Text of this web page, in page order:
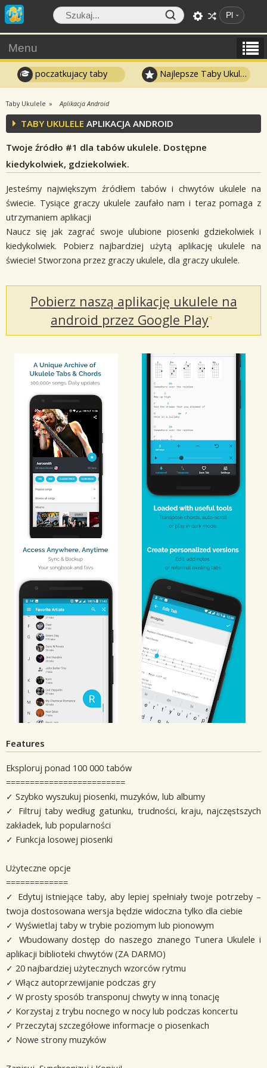
Pl
Menu
poczatkujacy taby Najlepsze Taby Ukulele
Taby Ukulele Aplikacja Android
TABY UKULELE APLIKACJA ANDROID
Twoje źródło #1 dla tabów ukulele. Dostępne
kiedykolwiek, gdziekolwiek.
Jesteśmy największym źródłem tabów i chwytów ukulele na
świecie. Tysiące graczy ukulele zaufało nam i teraz pomaga z
utrzymaniem aplikacji
Naucz się jak zagrać swoje ulubione piosenki gdziekolwiek i
kiedykolwiek. Pobierz najbardziej użytą aplikację ukulele na
świecie! Stworzona przez graczy ukulele, dla graczy ukulele.
Pobierz naszą aplikację ukulele na
android przez Google Play
Features
Eksploruj ponad 100 000 tabów
=========================
✓ Szybko wyszukuj piosenki, muzyków, lub albumy
✓ Filtruj taby według gatunku, trudności, kraju, najczęstszych
zakładek, lub popularności
✓ Funkcja losowej piosenki
Użyteczne opcje
=============
✓ Edytuj istniejące taby, aby lepiej spełniały twoje potrzeby –
twoja dostosowana wersja będzie widoczna tylko dla ciebie
✓ Wyświetlaj taby w trybie poziomym lub pionowym
✓ Wbudowany dostęp do naszego znanego Tunera Ukulele i
aplikacji biblioteki chwytów (ZA DARMO)
✓ 20 najbardziej użytecznych wzorców rytmu
✓ Włącz autoprzewijanie podczas gry
✓ W prosty sposób transponuj chwyty w inną tonację
✓ Korzystaj z trybu nocnego w nocy lub podczas koncertu
✓ Przeczytaj szczegółowe informacje o piosenkach
✓ Nowe strony muzyków